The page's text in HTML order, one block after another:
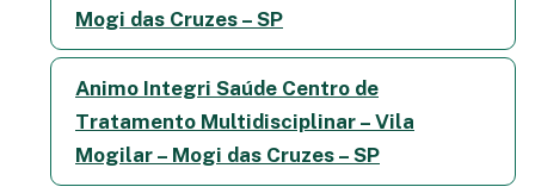
Mogi das Cruzes – SP
Animo Integri Saúde Centro de
Tratamento Multidisciplinar – Vila
Mogilar – Mogi das Cruzes – SP